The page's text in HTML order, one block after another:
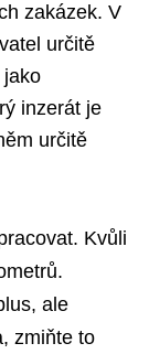
zakázek. V
určitě
jako
inzerát je
určitě
Kvůli
ale
zmiňte to